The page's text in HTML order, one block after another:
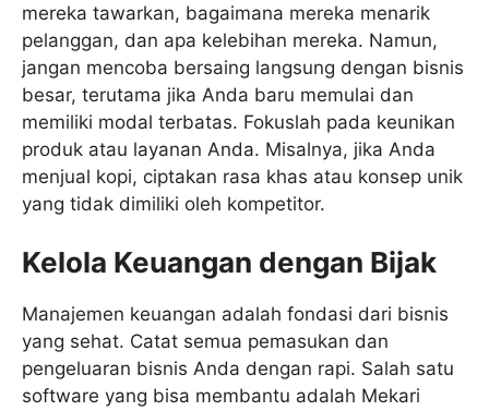
mereka tawarkan, bagaimana mereka menarik
pelanggan, dan apa kelebihan mereka. Namun,
jangan mencoba bersaing langsung dengan bisnis
besar, terutama jika Anda baru memulai dan
memiliki modal terbatas. Fokuslah pada keunikan
produk atau layanan Anda. Misalnya, jika Anda
menjual kopi, ciptakan rasa khas atau konsep unik
yang tidak dimiliki oleh kompetitor.
Kelola Keuangan dengan Bijak
Manajemen keuangan adalah fondasi dari bisnis
yang sehat. Catat semua pemasukan dan
pengeluaran bisnis Anda dengan rapi. Salah satu
software yang bisa membantu adalah Mekari